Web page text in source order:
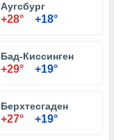
Аугсбург
+28° +18°
Бад-Киссинген
+29° +19°
Берхтесгаден
+27° +19°